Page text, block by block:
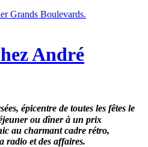
Grands Boulevards.
André
épicentre de toutes les fêtes le
ou dîner à un prix
au charmant cadre rétro,
radio et des affaires.